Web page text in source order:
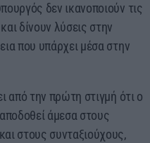
δεν ικανοποιούν τις
δίνουν λύσεις στην
που υπάρχει μέσα στην
από την πρώτη στιγμή ότι ο
άμεσα στους
στους συνταξιούχους,